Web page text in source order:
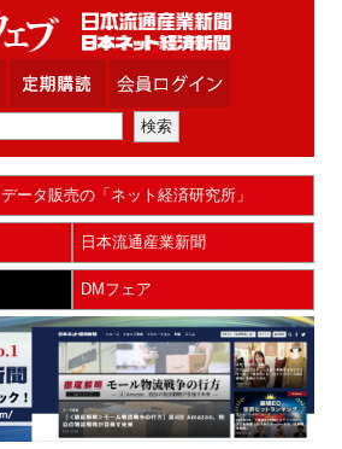
データ販売の「ネット経済研究所」
日本流通産業新聞
DMフェア